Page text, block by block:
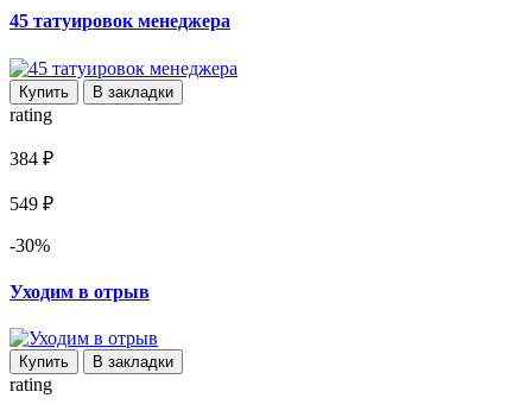
45 татуировок менеджера
Купить В закладки
rating
384 ₽
549 ₽
-30%
Уходим в отрыв
Купить В закладки
rating